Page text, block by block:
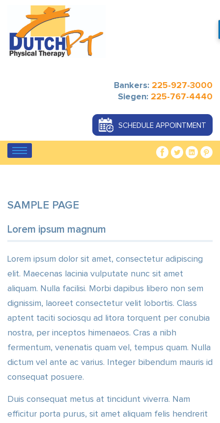
Bankers: 225-927-3000
Siegen: 225-767-4440
SCHEDULE APPOINTMENT
SAMPLE PAGE
Lorem ipsum magnum
Lorem ipsum dolor sit amet, consectetur adipiscing
elit. Maecenas lacinia vulputate nunc sit amet
aliquam. Nulla facilisi. Morbi dapibus libero non sem
dignissim, laoreet consectetur velit lobortis. Class
aptent taciti sociosqu ad litora torquent per conubia
nostra, per inceptos himenaeos. Cras a nibh
fermentum, venenatis quam vel, tempus quam. Nulla
dictum vel ante ac varius. Integer bibendum mauris id
consequat posuere.
Duis consequat metus at tincidunt viverra. Nam
efficitur porta purus, sit amet aliquam felis hendrerit